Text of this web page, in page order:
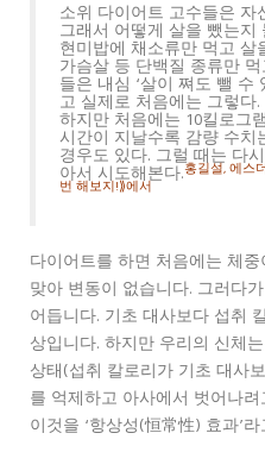
소위 다이어트 고수들은
그래서 어떻게 살을 뺐는
현미밥에 채소류만 먹고
가슴살 등 단백질 종류만
들은 내심 ‘살이 쪄도 뺄 수
고 실제로 처음에는 그렇다.
하지만 처음에는 10킬로그
시간이 지날수록 감량 수
경우도 있다. 그럴 때는 다
아서 시도해본다.홍길설, 에스
번 해보지!⟫에서
다이어트를 하면 처음에는 체
맞아 변동이 없습니다. 그러다
어듭니다. 기초 대사보다 섭취
상입니다. 하지만 우리의 신체
상태(섭취 칼로리가 기초 대사
를 억제하고 아사에서 벗어나
이것을 ‘항상성(恒常性) 효과’